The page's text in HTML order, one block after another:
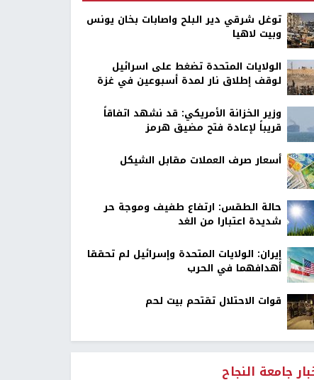
توغل شرقي دير البلح واصابات بخان يونس
وبيت لاهيا
الولايات المتحدة تضغط على اسرائيل
لوقف إطلاق نار لمدة أسبوعين في غزة
وزير الخزانة الأمريكي: قد نشهد اتفاقاً
قريباً لإعادة فتح مضيق هرمز
أسعار صرف العملات مقابل الشيكل
حالة الطقس: ارتفاع طفيف وموجة حر
شديدة اعتبارا من الغد
إيران: الولايات المتحدة وإسرائيل لم تحققا
أهدافهما في الحرب
قوات الاحتلال تقتحم بيت لحم
جامعة النجاح